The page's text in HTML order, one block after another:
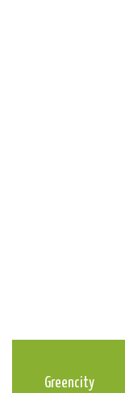
Greencity